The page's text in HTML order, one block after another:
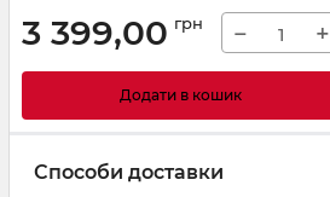
3 399,00 грн − +
Додати в кошик
Способи доставки